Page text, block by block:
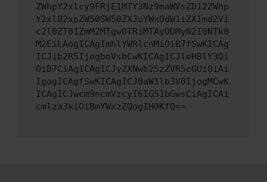
ZWhpY2xlcy9FRjE1MTY3Nz9maWVsZD12ZWhp
Y2xlQ2xpZW50SW50ZXJuYWxOdW1iZXImd2Vi
c2l0ZT01ZmM2MTgwOTRiMTAyODMyN2I0NTk0
M2EiLAogICAgImhlYWRlcnMiOiB7fSwKICAg
ICJib2R5IjogbnVsbCwKICAgICJleHBlY3Qi
OiB7CiAgICAgICJyZXNwb25zZVR5cGUiOiAi
IgogICAgfSwKICAgICJ0aW1lb3V0IjogMCwK
ICAgICJwcm9ncmVzcyI6IG51bGwsCiAgICAi
cmlza3kiOiBmYWxzZQogIH0KfQ==